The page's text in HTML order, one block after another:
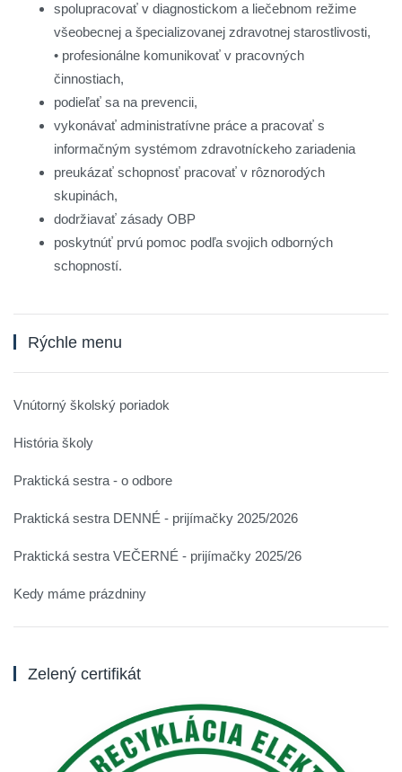
spolupracovať v diagnostickom a liečebnom režime
všeobecnej a špecializovanej zdravotnej starostlivosti,
• profesionálne komunikovať v pracovných
činnostiach,
podieľať sa na prevencii,
vykonávať administratívne práce a pracovať s
informačným systémom zdravotníckeho zariadenia
preukázať schopnosť pracovať v rôznorodých
skupinách,
dodržiavať zásady OBP
poskytnúť prvú pomoc podľa svojich odborných
schopností.
Rýchle menu
Vnútorný školský poriadok
História školy
Praktická sestra - o odbore
Praktická sestra DENNÉ - prijímačky 2025/2026
Praktická sestra VEČERNÉ - prijímačky 2025/26
Kedy máme prázdniny
Zelený certifikát